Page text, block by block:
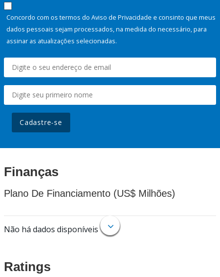
Concordo com os termos do Aviso de Privacidade e consinto que meus
dados pessoais sejam processados, na medida do necessário, para
assinar as atualizações selecionadas.
Cadastre-se
Finanças
Plano De Financiamento (US$ Milhões)
Não há dados disponíveis
Ratings